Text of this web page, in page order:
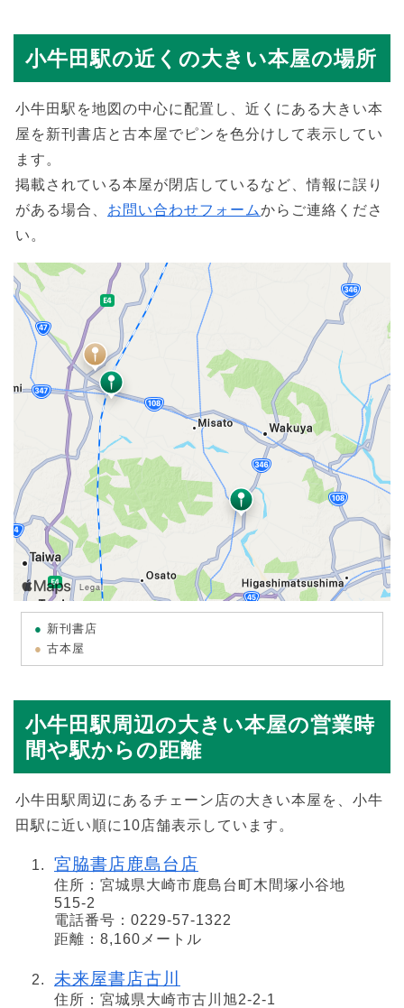
小牛田駅の近くの大きい本屋の場所
小牛田駅を地図の中心に配置し、近くにある大きい本
屋を新刊書店と古本屋でピンを色分けして表示してい
ます。
掲載されている本屋が閉店しているなど、情報に誤り
がある場合、 お問い合わせフォームからご連絡くださ
い。
新刊書店
古本屋
小牛田駅周辺の大きい本屋の営業時
間や駅からの距離
小牛田駅周辺にあるチェーン店の大きい本屋を、小牛
田駅に近い順に10店舗表示しています。
宮脇書店鹿島台店
住所：宮城県大崎市鹿島台町木間塚小谷地
515-2
電話番号：0229-57-1322
距離：8,160メートル
未来屋書店古川
住所：宮城県大崎市古川旭2-2-1